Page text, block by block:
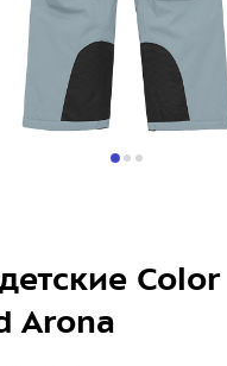
Color
Arona